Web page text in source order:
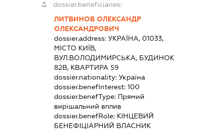
dossier.beneficiaries:
ЛИТВИНОВ ОЛЕКСАНДР
ОЛЕКСАНДРОВИЧ
dossier.address:УКРАЇНА, 01033,
МІСТО КИЇВ,
ВУЛ.ВОЛОДИМИРСЬКА, БУДИНОК
82В, КВАРТИРА 59
dossier.nationality:Україна
dossier.benefInterest:100
dossier.benefType: Прямий
вирішальний вплив
dossier.benefRole: КІНЦЕВИЙ
БЕНЕФІЦІАРНИЙ ВЛАСНИК